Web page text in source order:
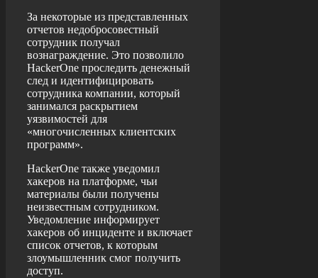
За некоторые из представленных
отчетов недобросовестный
сотрудник получал
вознаграждение. Это позволило
HackerOne проследить денежный
след и идентифицировать
сотрудника компании, который
занимался раскрытием
уязвимостей для
«многочисленных клиентских
программ».
HackerOne также уведомил
хакеров на платформе, чьи
материалы были получены
неизвестным сотрудником.
Уведомление информирует
хакеров об инциденте и включает
список отчетов, к которым
злоумышленник смог получить
доступ.